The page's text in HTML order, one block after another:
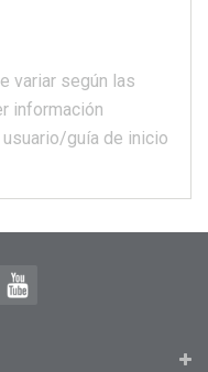
variar según las
información
guía de inicio